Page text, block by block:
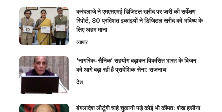
करंदलाजे ने एमएसएमई डिजिटल खरीद पर जारी की सर्वेक्षण
रिपोर्ट, 80 प्रतिशत इकाइयों ने डिजिटल खरीद को भविष्य के
लिए अहम माना
व्यापार
‘नागरिक-सैनिक’ सहयोग बढ़ाकर विकसित भारत के विजन
को आगे बढ़ा रही है प्रादेशिक सेना: राजनाथ
देश
बंगलादेश लौटूंगी चाहे चुकानी पड़े कोई भी कीमत: शेख हसीना